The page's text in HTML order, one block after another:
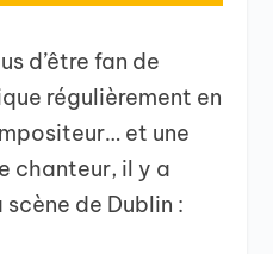
d’être fan de
régulièrement en
et une
chanteur, il y a
de Dublin :